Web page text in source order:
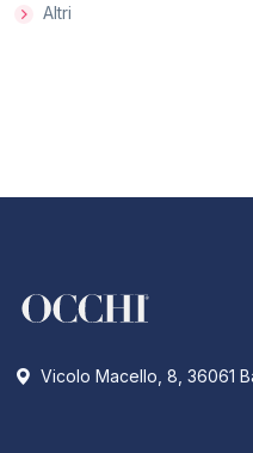
Altri
Vicolo Macello, 8, 36061